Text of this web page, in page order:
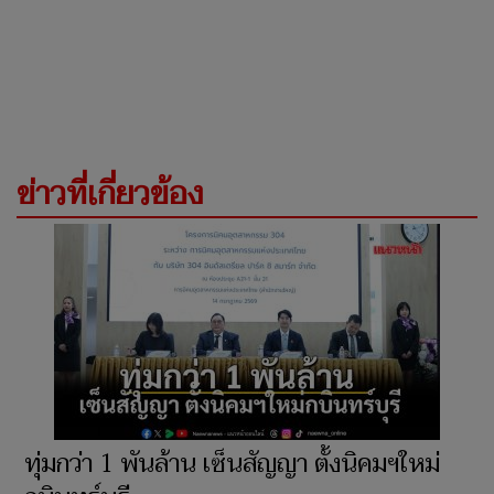
ข่าวที่เกี่ยวข้อง
ทุ่มกว่า 1 พันล้าน เซ็นสัญญา ตั้งนิคมฯใหม่